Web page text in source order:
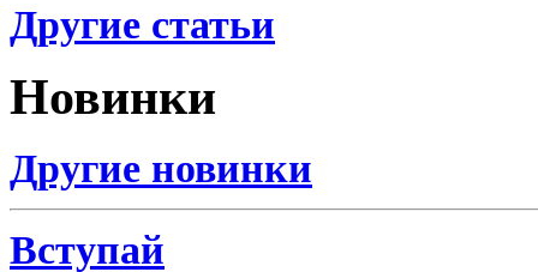
Другие статьи
Новинки
Другие новинки
Вступай